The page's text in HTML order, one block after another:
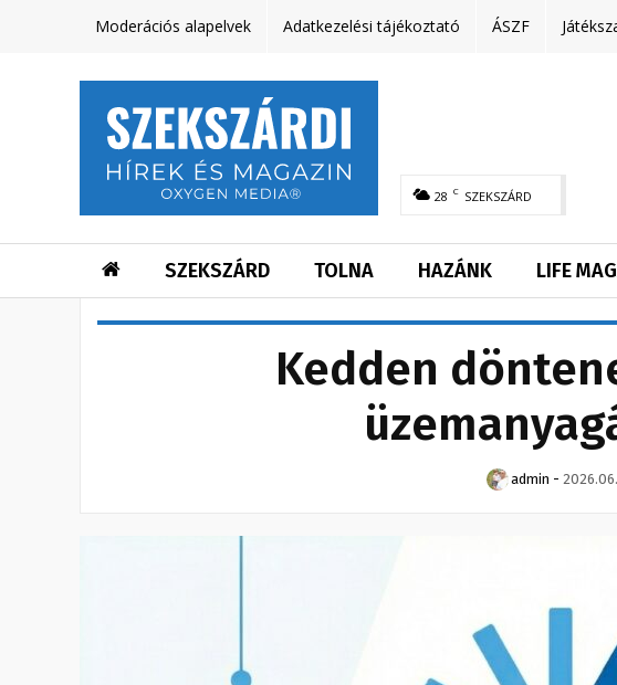
Moderációs alapelvek Adatkezelési tájékoztató ÁSZF
28 C SZEKSZÁRD
SZEKSZÁRD TOLNA HAZÁNK LIFE
Kedden
admin -